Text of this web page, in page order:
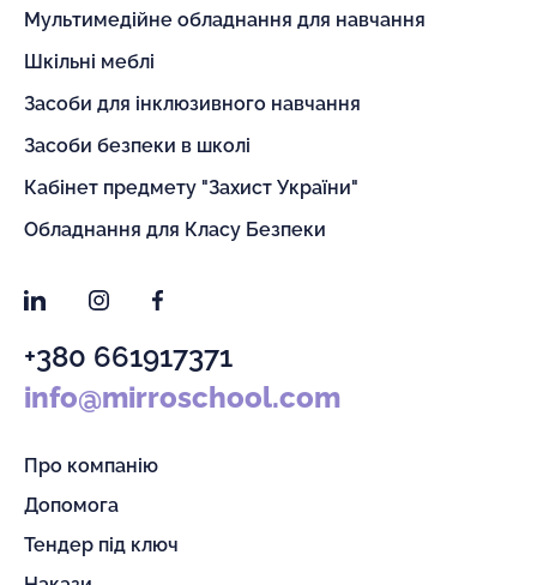
Мультимедійне обладнання для навчання
Шкільні меблі
Засоби для інклюзивного навчання
Засоби безпеки в школі
Кабінет предмету "Захист України"
Обладнання для Класу Безпеки
LinkedInInstagramFacebook
+380 661917371
info@mirroschool.com
Про компанію
Допомога
Тендер під ключ